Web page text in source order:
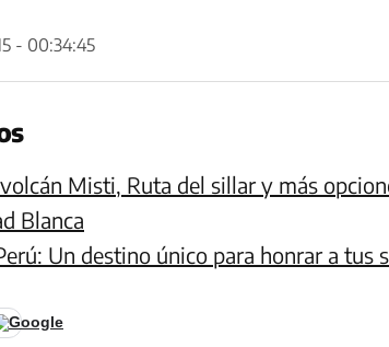
- 00:34:45
Misti, Ruta del sillar y más
Blanca
Un destino único para honrar a tus